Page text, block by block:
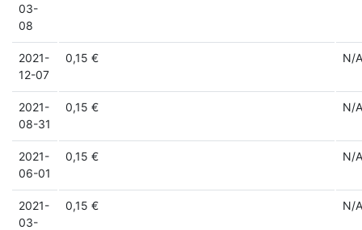
03-
08
2021-
12-07
0,15 € N/A
2021-
08-31
0,15 € N/A
2021-
06-01
0,15 € N/A
2021-
03-
0,15 € N/A